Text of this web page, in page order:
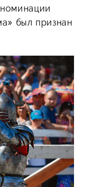
был признан